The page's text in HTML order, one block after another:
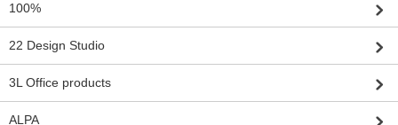
100%
22 Design Studio
3L Office products
ALPA